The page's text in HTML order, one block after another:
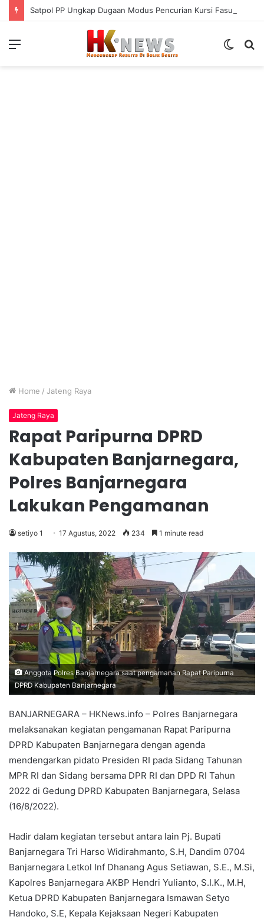
Menu
Switch
Home / Jateng Raya
Jateng Raya
Rapat Paripurna DPRD
Kabupaten Banjarnegara,
Polres Banjarnegara
Lakukan Pengamanan
setiyo 1 17 Agustus, 2022 234 1 minute read
Anggota Polres Banjarnegara saat pengamanan Rapat Paripurna
DPRD Kabupaten Banjarnegara
BANJARNEGARA – HKNews.info – Polres Banjarnegara
melaksanakan kegiatan pengamanan Rapat Paripurna
DPRD Kabupaten Banjarnegara dengan agenda
mendengarkan pidato Presiden RI pada Sidang Tahunan
MPR RI dan Sidang bersama DPR RI dan DPD RI Tahun
2022 di Gedung DPRD Kabupaten Banjarnegara, Selasa
(16/8/2022).
Hadir dalam kegiatan tersebut antara lain Pj. Bupati
Banjarnegara Tri Harso Widirahmanto, S.H, Dandim 0704
Banjarnegara Letkol Inf Dhanang Agus Setiawan, S.E., M.Si,
Kapolres Banjarnegara AKBP Hendri Yulianto, S.I.K., M.H,
Ketua DPRD Kabupaten Banjarnegara Ismawan Setyo
Handoko, S.E, Kepala Kejaksaan Negeri Kabupaten